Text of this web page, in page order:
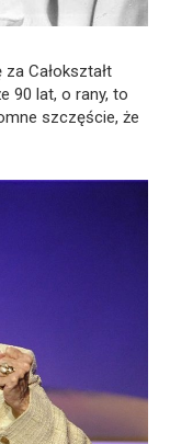
Całokształt
90 lat, o rany, to
szczęście, że